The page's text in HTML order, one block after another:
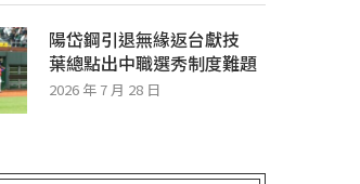
陽岱鋼引退無緣返台獻技
葉總點出中職選秀制度難題
2026 年 7 月 28 日